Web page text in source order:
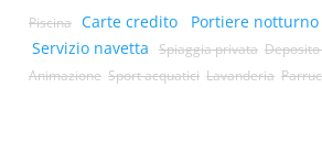
Piscina Carte credito Portiere notturno
Servizio navetta Spiaggia privata Deposito
Animazione Sport acquatici Lavanderia